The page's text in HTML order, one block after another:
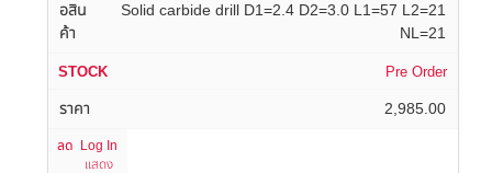
Solid carbide drill D1=2.4 D2=3.0 L1=57 L2=21
NL=21
Pre Order
2,985.00
Log In
แสดง